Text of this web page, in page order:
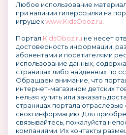
Любое использование
при наличии гиперссылки на
игрушекwww.KidsOboz.ru
Портал KidsOboz.ru не несет
достоверность информации,
абонентами и посетителями
использование данных,
страницах либо найденных по
Обращаем внимание, что
интернет-магазином детских
нельзя купить или заказать
страницах портала
свою информацию. Для
связывайтесь, пожалуйста
компаниями. Их контакты